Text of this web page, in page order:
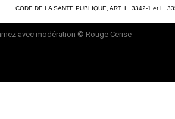
CODE DE LA SANTE PUBLIQUE, ART. L. 3342-1 et L.
avec modération © Rouge Cerise